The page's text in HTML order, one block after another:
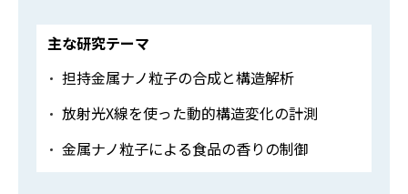
主な研究テーマ
担持金属ナノ粒子の合成と構造解析
放射光X線を使った動的構造変化の計測
金属ナノ粒子による食品の香りの制御